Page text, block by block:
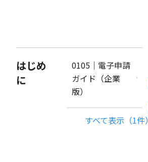
はじめ
に
0105｜電子申請
ガイド（企業
版）
すべて表示（1件）